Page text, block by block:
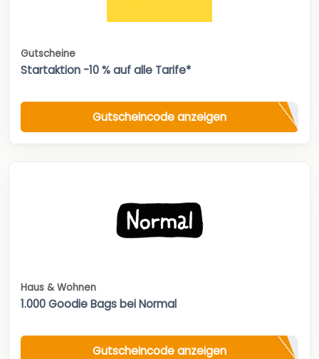
Gutscheine
Startaktion -10 % auf alle Tarife*
Gutscheincode anzeigen
Haus & Wohnen
1.000 Goodie Bags bei Normal
Gutscheincode anzeigen